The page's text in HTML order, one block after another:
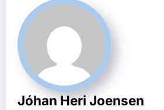
Jóhan Heri Joensen